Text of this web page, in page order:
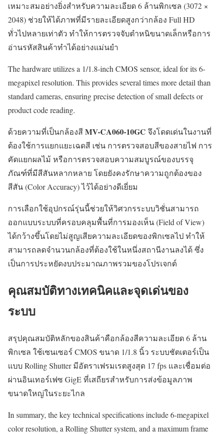
เหมาะสมอย่างยิ่งสำหรับความละเอียด 6 ล้านพิกเซล (3072 ×
2048) ช่วยให้ได้ภาพที่มีรายละเอียดสูงกว่ากล้อง Full HD
ทั่วไปหลายเท่าตัว ทำให้การตรวจจับตำหนิขนาดเล็กหรือการ
อ่านรหัสสินค้าทำได้อย่างแม่นยำ
The hardware utilizes a 1/1.8-inch CMOS sensor, ideal for its 6-
megapixel resolution. This provides several times more detail than
standard cameras, ensuring precise detection of small defects or
product code reading.
ด้วยความที่เป็นกล้องสีMV-CA060-10GC จึงโดดเด่นในงานที่
ต้องใช้การแยกแยะเฉดสี เช่น การตรวจสอบสีของสายไฟ การ
คัดแยกผลไม้ หรือการตรวจสอบความสมบูรณ์ของบรรจุ
ภัณฑ์ที่มีสีสันหลากหลาย โดยยังคงรักษาความถูกต้องของ
สีสัน (Color Accuracy) ไว้ได้อย่างดีเยี่ยม
การเลือกใช้อุปกรณ์รุ่นนี้ช่วยให้วิศวกรระบบวิชั่นสามารถ
ออกแบบระบบที่ครอบคลุมพื้นที่การมองเห็น (Field of View)
ได้กว้างขึ้นโดยไม่สูญเสียความละเอียดของพิกเซลไป ทำให้
สามารถลดจำนวนกล้องที่ต้องใช้ในหนึ่งสถานีงานลงได้ ซึ่ง
เป็นการประหยัดงบประมาณภาพรวมของโปรเจกต์
คุณสมบัติทางเทคนิคและจุดเด่นของ
ระบบ
สรุปคุณสมบัติหลักของสินค้าคือกล้องสีความละเอียด 6 ล้าน
พิกเซล ใช้เซนเซอร์ CMOS ขนาด 1/1.8 นิ้ว ระบบชัตเตอร์เป็น
แบบ Rolling Shutter มีอัตราเฟรมเรตสูงสุด 17 fps และเชื่อมต่อ
ผ่านอินเทอร์เฟซ GigE ที่เสถียรสำหรับการส่งข้อมูลภาพ
ขนาดใหญ่ในระยะไกล
In summary, the key technical specifications include 6-megapixel
color resolution, a Rolling Shutter system, and a maximum frame